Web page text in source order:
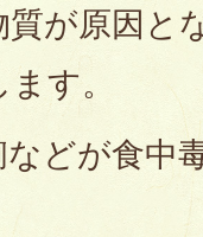
が原因と
す。
どが食中